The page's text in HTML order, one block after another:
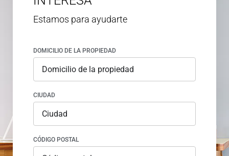
Estamos para ayudarte
DOMICILIO DE LA PROPIEDAD
CIUDAD
CÓDIGO POSTAL